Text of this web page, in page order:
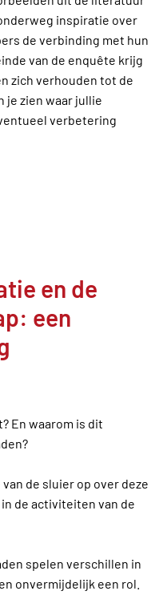
inspiratie over
de verbinding met hun
van de enquête krijg
zich verhouden tot de
je zien waar jullie
verbetering
en de
een
En waarom is dit
de sluier op over deze
de activiteiten van de
spelen verschillen in
onvermijdelijk een rol.